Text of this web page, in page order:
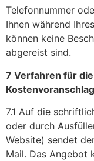
Telefonnummer
Ihnen während
können keine
abgereist sind.
7 Verfahren für
7.1 Auf die
oder durch
Website) sendet
Mail. Das Angebot